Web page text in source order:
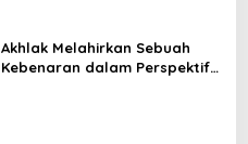
Akhlak Melahirkan Sebuah
Kebenaran dalam Perspektif